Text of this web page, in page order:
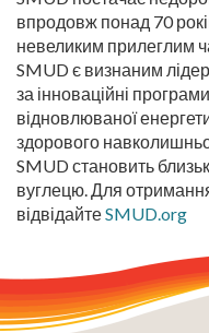
впродовж понад 70
невеликим прилеглим
SMUD є визнаним
за інноваційні
відновлюваної
здорового
SMUD становить
вуглецю. Для
відвідайтеSMUD.org